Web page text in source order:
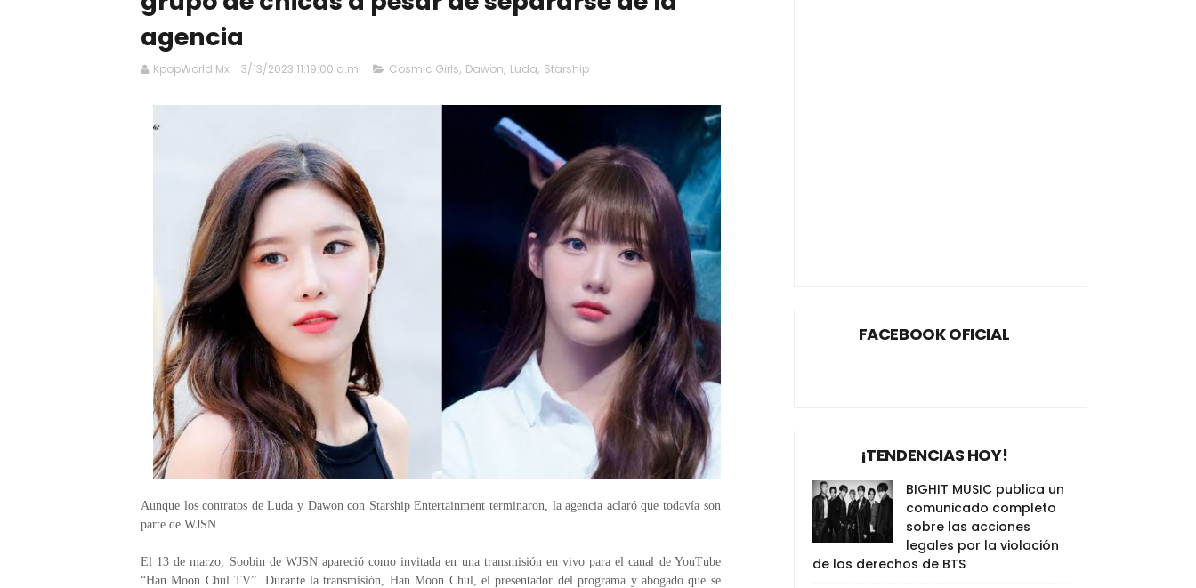
agencia
KpopWorld Mx 3/13/2023 11:19:00 a.m. Cosmic Girls, Dawon, Luda, Starship
Aunque los contratos de Luda y Dawon con Starship Entertainment terminaron, la agencia aclaró que todavía son
parte de WJSN.
El 13 de marzo, Soobin de WJSN apareció como invitada en una transmisión en vivo para el canal de YouTube
“Han Moon Chul TV”. Durante la transmisión, Han Moon Chul, el presentador del programa y abogado que se
FACEBOOK OFICIAL
¡TENDENCIAS HOY!
BIGHIT MUSIC publica un
comunicado completo
sobre las acciones
legales por la violación
de los derechos de BTS